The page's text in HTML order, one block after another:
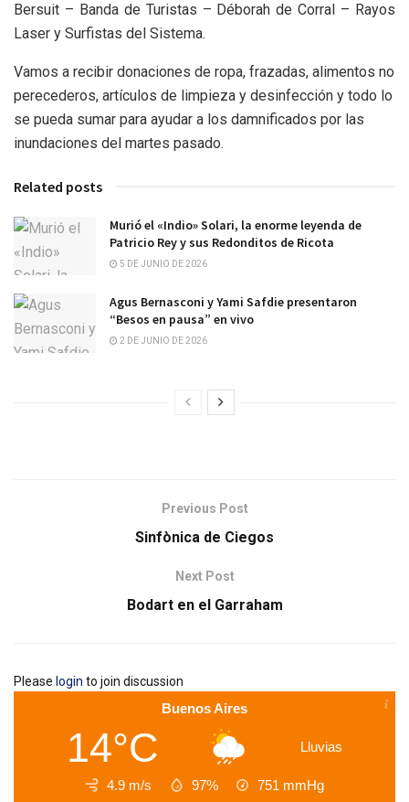
Bersuit – Banda de Turistas – Déborah de Corral – Rayos
Laser y Surfistas del Sistema.
Vamos a recibir donaciones de ropa, frazadas, alimentos no
perecederos, artículos de limpieza y desinfección y todo lo
se pueda sumar para ayudar a los damnificados por las
inundaciones del martes pasado.
Related posts
Murió el «Indio» Solari, la enorme leyenda de
Patricio Rey y sus Redonditos de Ricota
5 DE JUNIO DE 2026
Agus Bernasconi y Yami Safdie presentaron
“Besos en pausa” en vivo
2 DE JUNIO DE 2026
Previous Post
Sinfònica de Ciegos
Next Post
Bodart en el Garraham
Please login to join discussion
Buenos Aires
14°C Lluvias
4.9 m/s 97% 751 mmHg